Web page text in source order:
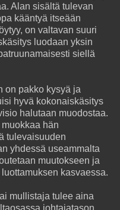
Alan sisältä tulevan
kääntyä itseään
on valtavan suuri
luodaan yksin
siellä
on pakko kysyä ja
hyvä kokonaiskäsitys
halutaan muodostaa.
hän
tulevaisuuden
yhdessä useammalta
muutokseen ja
kasvaessa.
mullistaja tulee aina
johtajatason